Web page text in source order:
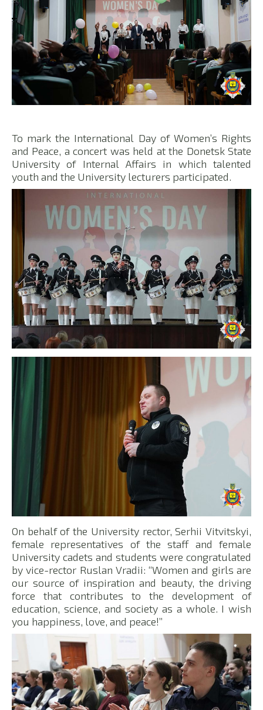
To mark the International Day of Women’s Rights
and Peace, a concert was held at the Donetsk State
University of Internal Affairs in which talented
youth and the University lecturers participated.
On behalf of the University rector, Serhii Vitvitskyi,
female representatives of the staff and female
University cadets and students were congratulated
by vice-rector Ruslan Vradii: “Women and girls are
our source of inspiration and beauty, the driving
force that contributes to the development of
education, science, and society as a whole. I wish
you happiness, love, and peace!”